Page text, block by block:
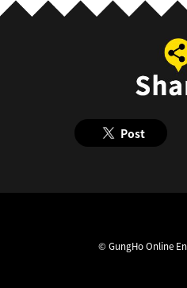
Post
© GungHo Online